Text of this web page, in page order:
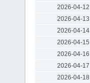
2026-04-12
2026-04-13
2026-04-14
2026-04-15
2026-04-16
2026-04-17
2026-04-18